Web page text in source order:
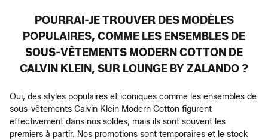
POURRAI-JE TROUVER DES MODÈLES
POPULAIRES, COMME LES ENSEMBLES DE
SOUS-VÊTEMENTS MODERN COTTON DE
CALVIN KLEIN, SUR LOUNGE BY ZALANDO ?
Oui, des styles populaires et iconiques comme les ensembles de
sous-vêtements Calvin Klein Modern Cotton figurent
effectivement dans nos soldes, mais ils sont souvent les
premiers à partir. Nos promotions sont temporaires et le stock